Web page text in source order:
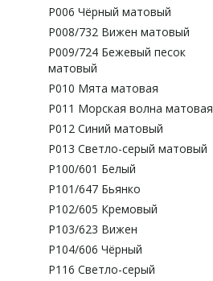
P006 Чёрный матовый
P008/732 Вижен матовый
P009/724 Бежевый песок
матовый
P010 Мята матовая
P011 Морская волна матовая
P012 Синий матовый
P013 Светло-серый матовый
P100/601 Белый
P101/647 Бьянко
P102/605 Кремовый
P103/623 Вижен
P104/606 Чёрный
P116 Светло-серый